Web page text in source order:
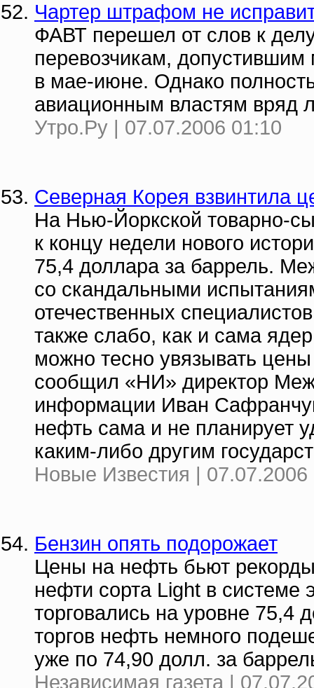
Чартер штрафом не
ФАВТ перешел от слов к
перевозчикам,
в мае-июне. Однако
авиационным властям вряд
Утро.Ру | 07.07.2006 01:10
Северная Корея взвинтила
На Нью-Йоркской товарно-
к концу недели нового
75,4 доллара за баррель.
со скандальными
отечественных
также слабо, как и сама
можно тесно увязывать
сообщил «НИ» директор
информации Иван
нефть сама и не планирует
каким-либо другим
Новые Известия | 07.07.2006
Бензин опять подорожает
Цены на нефть бьют
нефти сорта Light в системе
торговались на уровне 75,4
торгов нефть немного
уже по 74,90 долл. за
Независимая газета |